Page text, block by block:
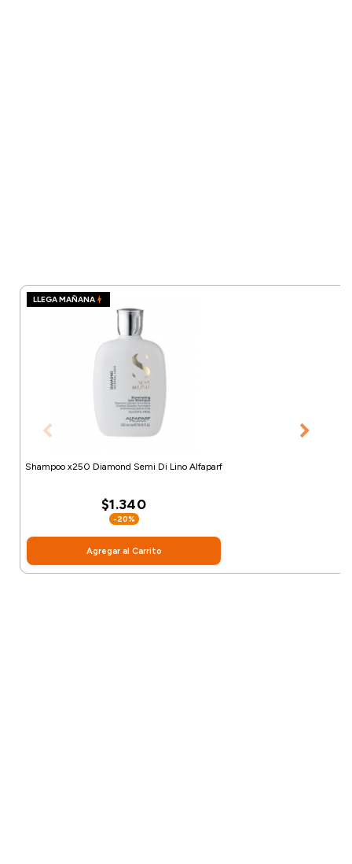
LLEGA MAÑANA
Shampoo x250 Diamond Semi Di Lino Alfaparf
$1.340
-20%
Agregar al Carrito